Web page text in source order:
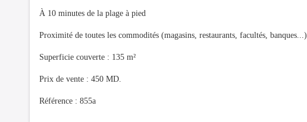
À 10 minutes de la plage à pied
Proximité de toutes les commodités (magasins, restaurants, facultés, banques...)
Superficie couverte : 135 m²
Prix de vente : 450 MD.
Référence : 855a